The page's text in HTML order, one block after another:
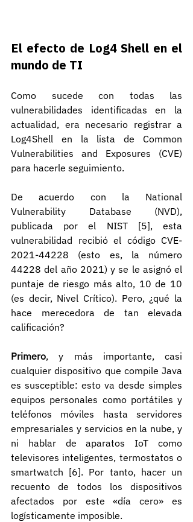
El efecto de Log4 Shell en el
mundo de TI
Como sucede con todas las
vulnerabilidades identificadas en la
actualidad, era necesario registrar a
Log4Shell en la lista de Common
Vulnerabilities and Exposures (CVE)
para hacerle seguimiento.
De acuerdo con la National
Vulnerability Database (NVD),
publicada por el NIST [5], esta
vulnerabilidad recibió el código CVE-
2021-44228 (esto es, la número
44228 del año 2021) y se le asignó el
puntaje de riesgo más alto, 10 de 10
(es decir, Nivel Crítico). Pero, ¿qué la
hace merecedora de tan elevada
calificación?
Primero, y más importante, casi
cualquier dispositivo que compile Java
es susceptible: esto va desde simples
equipos personales como portátiles y
teléfonos móviles hasta servidores
empresariales y servicios en la nube, y
ni hablar de aparatos IoT como
televisores inteligentes, termostatos o
smartwatch [6]. Por tanto, hacer un
recuento de todos los dispositivos
afectados por este «día cero» es
logísticamente imposible.